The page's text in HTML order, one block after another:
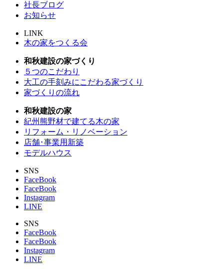
社長ブログ
お知らせ
LINK
木の家をつくる会
和秋建設の家づくり
５つのこだわり
大工の手刻みにこだわる家づくり
家づくりの流れ
和秋建設の家
紀州熊野材で建てる木の家
リフォーム・リノベーション
店舗･事業用新築
モデルハウス
SNS
FaceBook
FaceBook
Instagram
LINE
SNS
FaceBook
FaceBook
Instagram
LINE